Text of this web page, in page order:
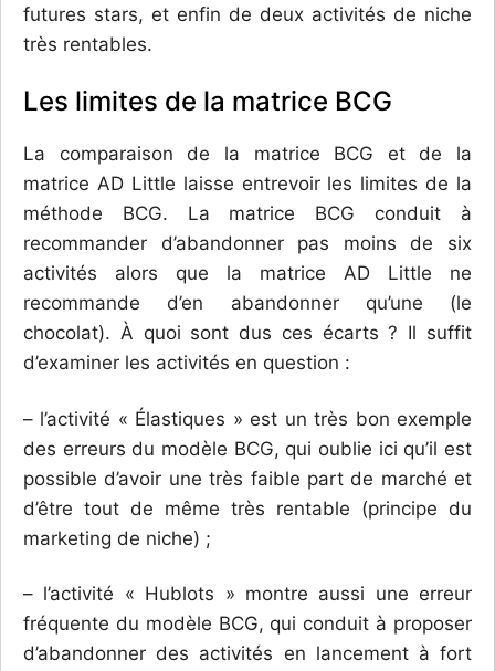
futures stars, et enfin de deux activités de niche
très rentables.
Les limites de la matrice BCG
La comparaison de la matrice BCG et de la
matrice AD Little laisse entrevoir les limites de la
méthode BCG. La matrice BCG conduit à
recommander d’abandonner pas moins de six
activités alors que la matrice AD Little ne
recommande d’en abandonner qu’une (le
chocolat). À quoi sont dus ces écarts ? Il suffit
d’examiner les activités en question :
– l’activité « Élastiques » est un très bon exemple
des erreurs du modèle BCG, qui oublie ici qu’il est
possible d’avoir une très faible part de marché et
d’être tout de même très rentable (principe du
marketing de niche) ;
– l’activité « Hublots » montre aussi une erreur
fréquente du modèle BCG, qui conduit à proposer
d’abandonner des activités en lancement à fort